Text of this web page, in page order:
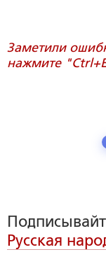
Заметили
нажмите
Русская